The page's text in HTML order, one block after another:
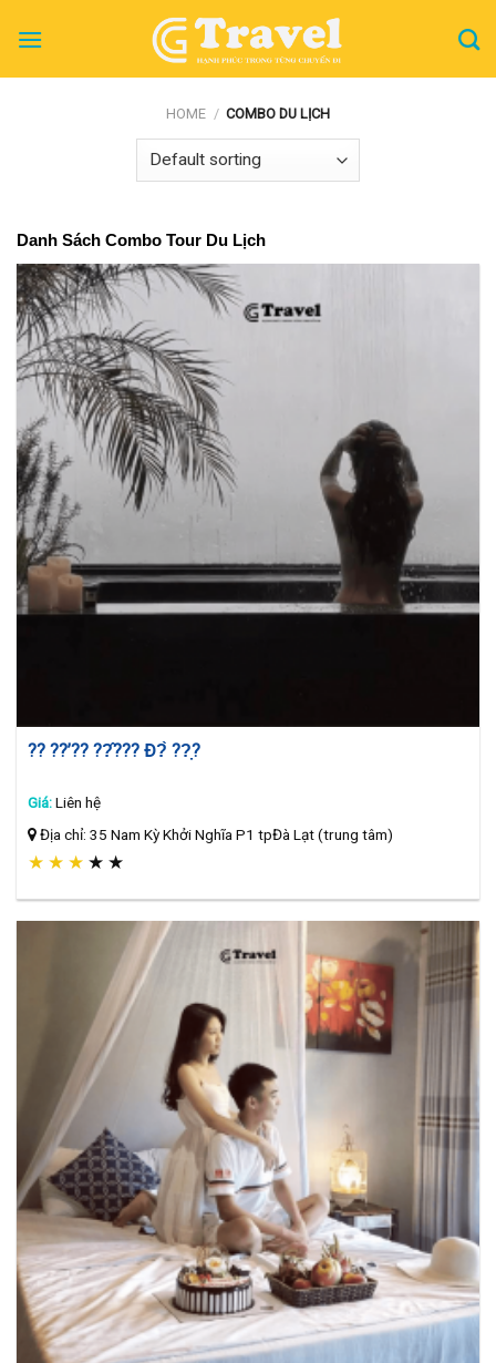
HOME / COMBO DU LỊCH
Danh Sách Combo Tour Du Lịch
?? ??’?? ??̂??? Đ?̀ ??̣?
Giá:Liên hệ
Địa chỉ: 35 Nam Kỳ Khởi Nghĩa P1 tpĐà Lạt (trung tâm)
★ ★ ★ ★ ★